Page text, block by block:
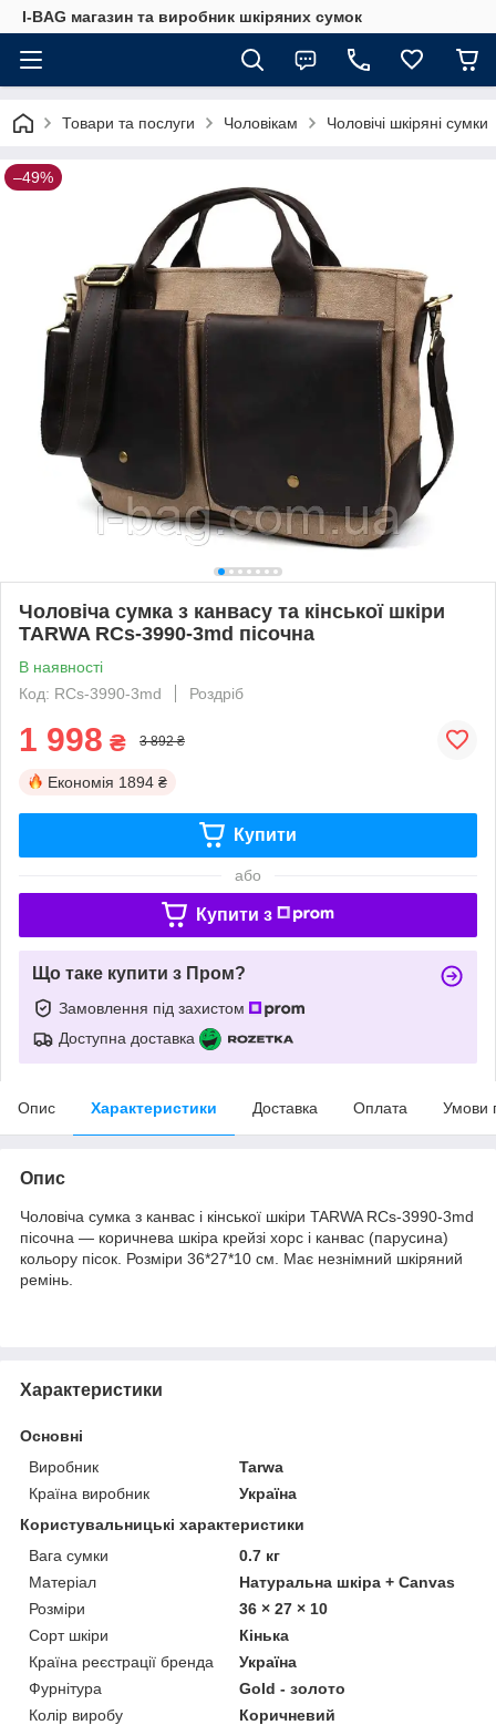
I-BAG магазин та виробник шкіряних сумок
Товари та послуги Чоловікам Чоловічі шкіряні сумки
–49%
Чоловіча сумка з канвасу та кінської шкіри
TARWA RCs-3990-3md пісочна
В наявності
Код: RCs-3990-3md
Роздріб
1 998 ₴ 3 892 ₴
Економія 1894 ₴
Купити
або
Купити з
Що таке купити з Пром?
Замовлення під захистом
Доступна доставка
Опис Характеристики Доставка Оплата Умови
Опис
Чоловіча сумка з канвас і кінської шкіри TARWA RCs-3990-3md
пісочна — коричнева шкіра крейзі хорс і канвас (парусина)
кольору пісок. Розміри 36*27*10 см. Має незнімний шкіряний
ремінь.
Характеристики
Основні
Виробник
Tarwa
Країна виробник
Україна
Користувальницькі характеристики
Вага сумки
0.7 кг
Матеріал
Натуральна шкіра + Canvas
Розміри
36 × 27 × 10
Сорт шкіри
Кінька
Країна реєстрації бренда
Україна
Фурнітура
Gold - золото
Колір виробу
Коричневий